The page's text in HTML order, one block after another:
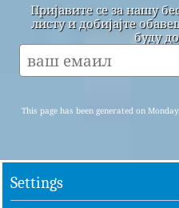
Пријавите се за нашу
листу и добијајте
буду
This page has been generated on
Settings